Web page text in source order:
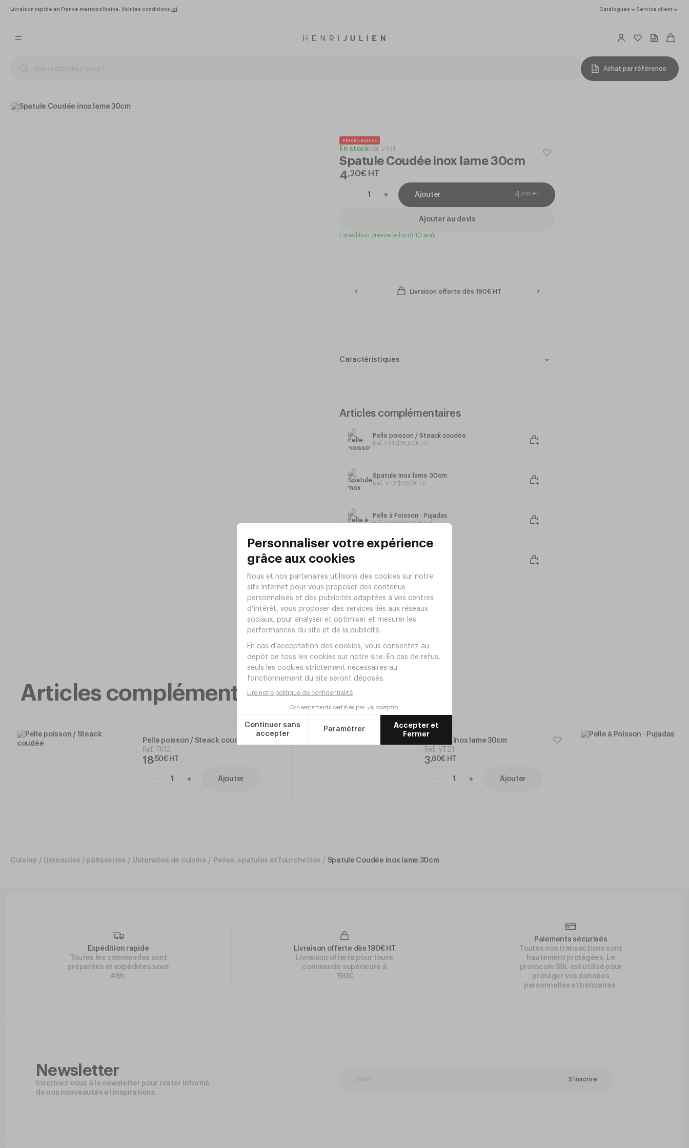
Livraison rapide en France métropolitaine. Voir les conditions ici . Catalogues Service client
Achat par référence
PRIX EN BAISSE
En stock Réf. VT31
Spatule Coudée inox lame 30cm
4,20€ HT
Ajouter 4 20€ HT
Ajouter au devis
Expédition prévue le lundi 10 août
Livraison offerte dès 190€ HT
Caractéristiques
Acier Inoxydable
Manche polypropylène
Lame: 30 X 3,3cm (l)
Longueur totale : 42,5cm
Poids: 115g
GARANTI 2 ANS
Articles complémentaires
Pelle poisson / Steack coudée
Réf. FK13 18 50€ HT
Spatule Inox lame 30cm
Réf. VT21 3 60€ HT
Pelle à Poisson - Pujadas
Réf. HV36|13,00€ HT
Articles complémentaires
Pelle poisson / Steack coudée
Réf. FK13
18,50€ HT
Ajouter
Spatule Inox lame 30cm
Réf. VT21
3,60€ HT
Ajouter
Cuisine / Ustensiles / pâtisseries / Ustensiles de cuisine / Pelles, spatules et fourchettes / Spatule Coudée inox lame 30cm
Expédition rapide
Toutes les commandes sont
préparées et expédiées sous
48h.
Livraison offerte dès 190€ HT
Livraison offerte pour toute
commande supérieure à
190€
Paiements sécurisés
Toutes nos transactions sont
hautement protégées. Le
protocole SSL est utilisé pour
protéger vos données
personnelles et bancaires.
Newsletter
Inscrivez-vous à la newsletter pour rester informé
de nos nouveautés et inspirations.
S'inscrire